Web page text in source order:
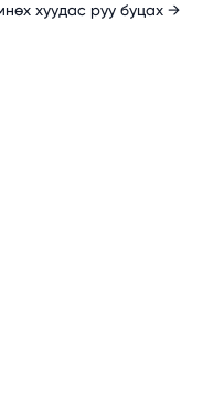
хуудас руу буцах →